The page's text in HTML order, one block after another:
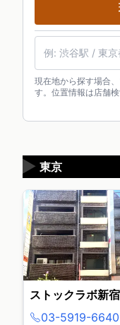
現在地から探す場合
す。位置情報は店舗
東京
▶
ストックラボ新
03-5919-6640